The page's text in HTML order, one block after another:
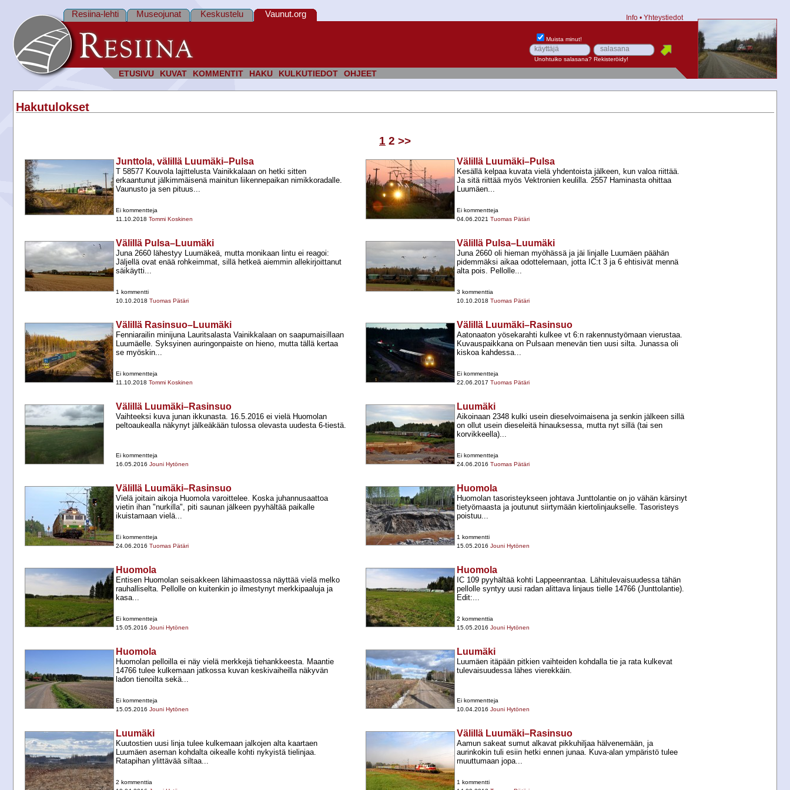
ETUSIVU KUVAT KOMMENTIT HAKU KULKUTIEDOT OHJEET
Resiina-lehti Museojunat Keskustelu Vaunut.org Info • Yhteystiedot
Muista minut!
Unohtuiko salasana? Rekisteröidy!
Hakutulokset
1 2 >>
Junttola, välillä Luumäki–Pulsa
T 58577 Kouvola lajittelusta Vainikkalaan on hetki sitten
erkaantunut jälkimmäisenä mainitun liikennepaikan nimikkoradalle.
Vaunusto ja sen pituus...
Ei kommentteja
11.10.2018 Tommi Koskinen
Välillä Luumäki–Pulsa
Kesällä kelpaa kuvata vielä yhdentoista jälkeen, kun valoa riittää.
Ja sitä riittää myös Vektronien keulilla. 2557 Haminasta ohittaa
Luumäen...
Ei kommentteja
04.06.2021 Tuomas Pätäri
Välillä Pulsa–Luumäki
Juna 2660 lähestyy Luumäkeä, mutta monikaan lintu ei reagoi:
Jäljellä ovat enää rohkeimmat, sillä hetkeä aiemmin allekirjoittanut
säikäytti...
1 kommentti
10.10.2018 Tuomas Pätäri
Välillä Pulsa–Luumäki
Juna 2660 oli hieman myöhässä ja jäi linjalle Luumäen päähän
pidemmäksi aikaa odottelemaan, jotta IC:t 3 ja 6 ehtisivät mennä
alta pois. Pellolle...
3 kommenttia
10.10.2018 Tuomas Pätäri
Välillä Rasinsuo–Luumäki
Fenniarailin minijuna Lauritsalasta Vainikkalaan on saapumaisillaan
Luumäelle. Syksyinen auringonpaiste on hieno, mutta tällä kertaa
se myöskin...
Ei kommentteja
11.10.2018 Tommi Koskinen
Välillä Luumäki–Rasinsuo
Aatonaaton yösekarahti kulkee vt 6:n rakennustyömaan vierustaa.
Kuvauspaikkana on Pulsaan menevän tien uusi silta. Junassa oli
kiskoa kahdessa...
Ei kommentteja
22.06.2017 Tuomas Pätäri
Välillä Luumäki–Rasinsuo
Vaihteeksi kuva junan ikkunasta. 16.5.2016 ei vielä Huomolan
peltoaukealla näkynyt jälkeäkään tulossa olevasta uudesta 6-​tiestä.
Ei kommentteja
16.05.2016 Jouni Hytönen
Luumäki
Aikoinaan 2348 kulki usein dieselvoimaisena ja senkin jälkeen sillä
on ollut usein dieseleitä hinauksessa, mutta nyt sillä (tai sen
korvikkeella)...
Ei kommentteja
24.06.2016 Tuomas Pätäri
Välillä Luumäki–Rasinsuo
Vielä joitain aikoja Huomola varoittelee. Koska juhannusaattoa
vietin ihan "nurkilla", piti saunan jälkeen pyyhältää paikalle
ikuistamaan vielä...
Ei kommentteja
24.06.2016 Tuomas Pätäri
Huomola
Huomolan tasoristeykseen johtava Junttolantie on jo vähän kärsinyt
tietyömaasta ja joutunut siirtymään kiertolinjaukselle. Tasoristeys
poistuu...
1 kommentti
15.05.2016 Jouni Hytönen
Huomola
Entisen Huomolan seisakkeen lähimaastossa näyttää vielä melko
rauhalliselta. Pellolle on kuitenkin jo ilmestynyt merkkipaaluja ja
kasa...
Ei kommentteja
15.05.2016 Jouni Hytönen
Huomola
IC 109 pyyhältää kohti Lappeenrantaa. Lähitulevaisuudessa tähän
pellolle syntyy uusi radan alittava linjaus tielle 14766 (Junttolantie).
Edit:...
2 kommenttia
15.05.2016 Jouni Hytönen
Huomola
Huomolan pelloilla ei näy vielä merkkejä tiehankkeesta. Maantie
14766 tulee kulkemaan jatkossa kuvan keskivaiheilla näkyvän
ladon tienoilta sekä...
Ei kommentteja
15.05.2016 Jouni Hytönen
Luumäki
Luumäen itäpään pitkien vaihteiden kohdalla tie ja rata kulkevat
tulevaisuudessa lähes vierekkäin.
Ei kommentteja
10.04.2016 Jouni Hytönen
Luumäki
Kuutostien uusi linja tulee kulkemaan jalkojen alta kaartaen
Luumäen aseman kohdalta oikealle kohti nykyistä tielinjaa.
Ratapihan ylittävää siltaa...
2 kommenttia
Välillä Luumäki–Rasinsuo
Aamun sakeat sumut alkavat pikkuhiljaa hälvenemään, ja
aurinkokin tuli esiin hetki ennen junaa. Kuva-​alan ympäristö tulee
muuttumaan jopa...
1 kommentti